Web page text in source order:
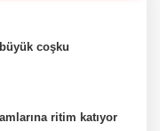
coşku
ritim katıyor